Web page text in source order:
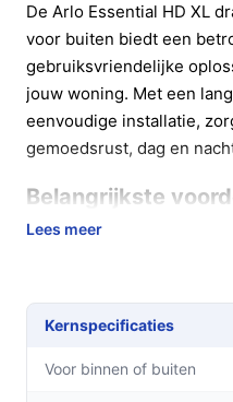
De Arlo Essential HD XL
voor buiten biedt een
gebruiksvriendelijke
jouw woning. Met een
eenvoudige installatie,
gemoedsrust, dag en
Belangrijkste
De Arlo Essential HD XL
Uitstekende
HD-kleurenvideo's,
zodat je altijd een
Lees meer
Kernspecificaties
Voor binnen of buiten